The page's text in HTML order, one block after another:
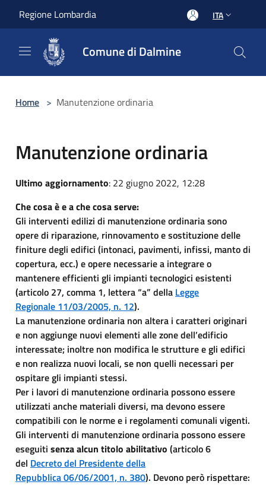
Regione Lombardia ITA
Comune di Dalmine
Home > Manutenzione ordinaria
Manutenzione ordinaria
Ultimo aggiornamento: 22 giugno 2022, 12:28
Che cosa è e a che cosa serve:
Gli interventi edilizi di manutenzione ordinaria sono
opere di riparazione, rinnovamento e sostituzione delle
finiture degli edifici (intonaci, pavimenti, infissi, manto di
copertura, ecc.) e opere necessarie a integrare o
mantenere efficienti gli impianti tecnologici esistenti
(articolo 27, comma 1, lettera “a” della Legge
Regionale 11/03/2005, n. 12).
La manutenzione ordinaria non altera i caratteri originari
e non aggiunge nuovi elementi alle zone dell’edificio
interessate; inoltre non modifica le strutture e gli edifici
e non realizza nuovi locali, se non quelli necessari per
ospitare gli impianti stessi.
Per i lavori di manutenzione ordinaria possono essere
utilizzati anche materiali diversi, ma devono essere
compatibili con le norme e i regolamenti comunali vigenti.
Gli interventi di manutenzione ordinaria possono essere
eseguiti senza alcun titolo abilitativo (articolo 6
del Decreto del Presidente della
Repubblica 06/06/2001, n. 380). Devono però rispettare: